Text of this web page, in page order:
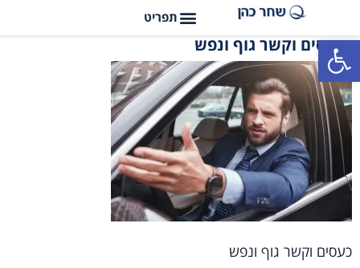
פתח סרגל נגישות
כעסים וקשר גוף ונפש
כעסים וקשר גוף ונפש